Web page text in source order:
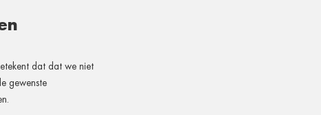
dat dat we niet
gewenste